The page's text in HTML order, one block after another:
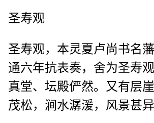
圣寿观
圣寿观，本灵夏卢尚书名
通六年抗表奏，舍为圣寿
真堂、坛殿俨然。又有层
茂松，涧水潺湲，风景甚异